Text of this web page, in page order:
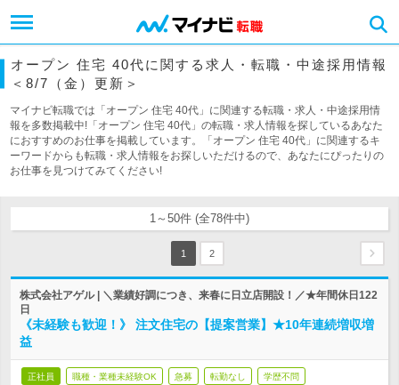
オープン 住宅 40代に関する求人・転職・中途採用情報
＜8/7（金）更新＞
マイナビ転職では「オープン 住宅 40代」に関連する転職・求人・中途採用情
報を多数掲載中!「オープン 住宅 40代」の転職・求人情報を探しているあなた
におすすめのお仕事を掲載しています。「オープン 住宅 40代」に関連するキ
ーワードからも転職・求人情報をお探しいただけるので、あなたにぴったりの
お仕事を見つけてみてください!
1～50件 (全78件中)
1 2
株式会社アゲル | ＼業績好調につき、来春に日立店開設！／★年間休日122
日
《未経験も歓迎！》 注文住宅の【提案営業】★10年連続増収増
益
正社員 職種・業種未経験OK 急募 転勤なし 学歴不問